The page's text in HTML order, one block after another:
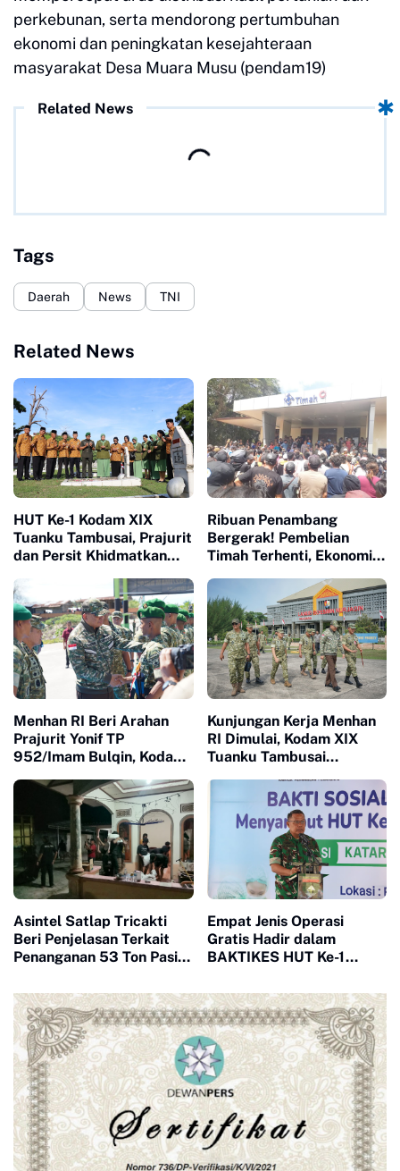
perkebunan, serta mendorong pertumbuhan
ekonomi dan peningkatan kesejahteraan
masyarakat Desa Muara Musu (pendam19)
Related News
Tags
Daerah News TNI
Related News
HUT Ke-1 Kodam XIX
Tuanku Tambusai, Prajurit
dan Persit Khidmatkan
Kusuma Dharma
Ribuan Penambang
Bergerak! Pembelian
Timah Terhenti, Ekonomi
Menhan RI Beri Arahan
Prajurit Yonif TP
952/Imam Bulqin, Kodam
Percepat Penguatan
Kunjungan Kerja Menhan
RI Dimulai, Kodam XIX
Tuanku Tambusai
Yonif Teritorial
Pembangunan
Asintel Satlap Tricakti
Beri Penjelasan Terkait
Penanganan 53 Ton Pasir
Empat Jenis Operasi
Gratis Hadir dalam
BAKTIKES HUT Ke-1
Tambusai